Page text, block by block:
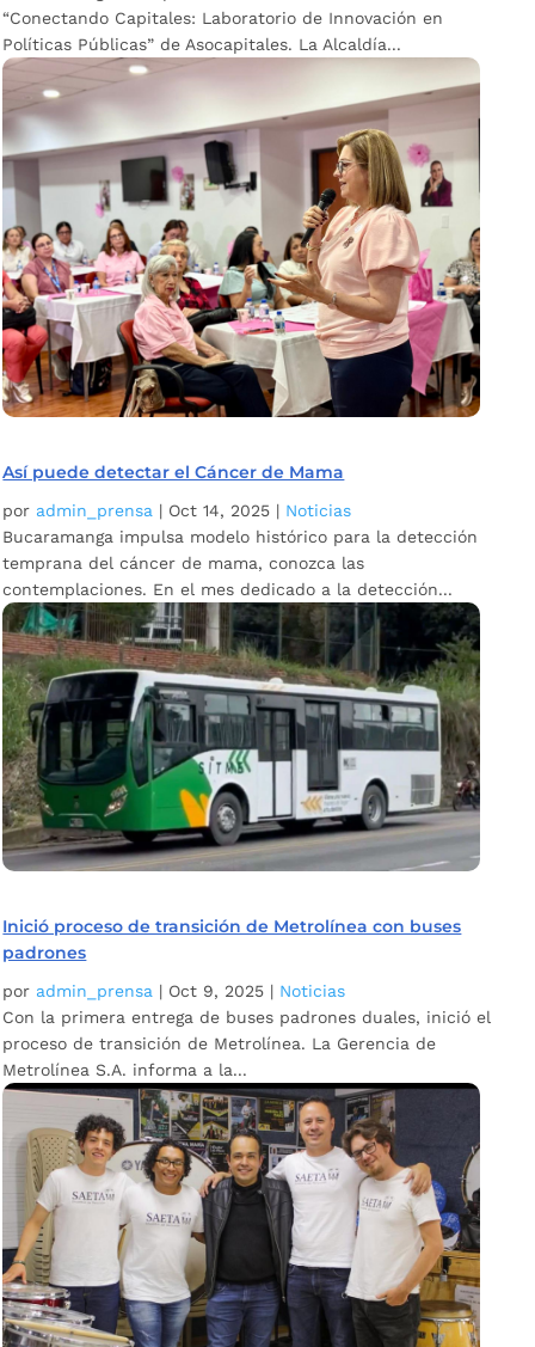
“Conectando Capitales: Laboratorio de Innovación en
Políticas Públicas” de Asocapitales. La Alcaldía...
Así puede detectar el Cáncer de Mama
por admin_prensa | Oct 14, 2025 | Noticias
Bucaramanga impulsa modelo histórico para la detección
temprana del cáncer de mama, conozca las
contemplaciones. En el mes dedicado a la detección...
Inició proceso de transición de Metrolínea con buses
padrones
por admin_prensa | Oct 9, 2025 | Noticias
Con la primera entrega de buses padrones duales, inició el
proceso de transición de Metrolínea. La Gerencia de
Metrolínea S.A. informa a la...